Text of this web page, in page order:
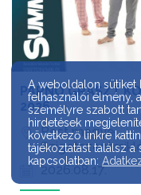
PARNO GRASZT
2026
Pest megye
2026.08.17.
A weboldalon sütiket
felhasználói élmény,
személyre szabott
hirdetések
következő linkre
tájékoztatást találsz a
kapcsolatban: